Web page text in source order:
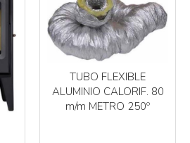
TUBO FLEXIBLE
ALUMINIO CALORIF. 80
m/m METRO 250º
Más info